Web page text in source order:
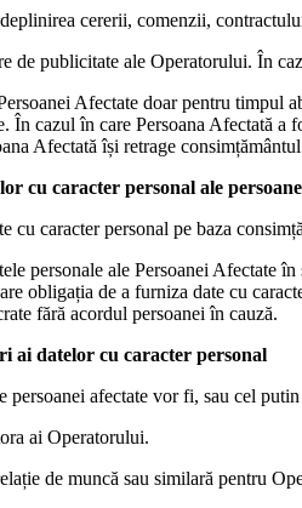
cererii, comenzii,
de publicitate ale Operatorului. În
Afectate doar pentru
cazul în care Persoana Afectată
Afectată își retrage
cu caracter personal ale
cu caracter personal pe baza
personale ale Persoanei
obligația de a furniza date cu
fără acordul persoanei în cauză.
ai datelor cu caracter personal
persoanei afectate vor fi, sau cel
ai Operatorului.
de muncă sau similară pentru